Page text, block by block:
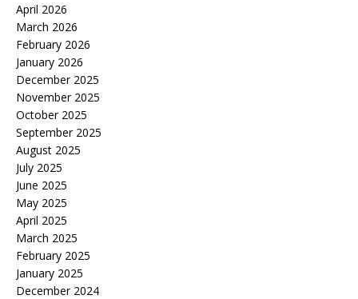
April 2026
March 2026
February 2026
January 2026
December 2025
November 2025
October 2025
September 2025
August 2025
July 2025
June 2025
May 2025
April 2025
March 2025
February 2025
January 2025
December 2024